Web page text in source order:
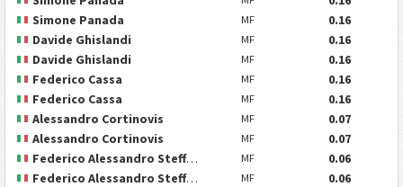
Simone Panada
MF
0.16
Davide Ghislandi
MF
0.16
Davide Ghislandi
MF
0.16
Federico Cassa
MF
0.16
Federico Cassa
MF
0.16
Alessandro Cortinovis
MF
0.07
Alessandro Cortinovis
MF
0.07
Federico Alessandro Steffanoni
MF
0.06
Federico Alessandro Steffanoni
MF
0.06